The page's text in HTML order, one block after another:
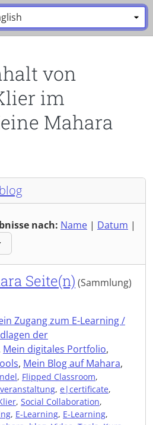
von
im
Mahara
blog
nach: Name | Datum |
nach:
Seite(n) (Sammlung)
Zugang zum E-Learning /
der
Mein digitales Portfolio,
, Mein Blog auf Mahara,
, Flipped Classroom,
, e|certificate,
, Social Collaboration,
, E-Learning, E-Learning,